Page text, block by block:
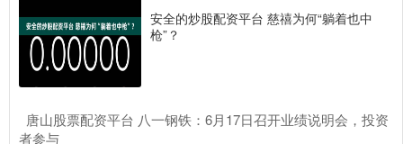
股票配资APP 6月30日晓鸣股份发布公告，股东减持147.86万股
微交易鑫东财股票配资
证券之星消息，6月30日晓鸣股份发布公告《晓鸣股份:关于合计持
配资世界门户 数字工具助旅客畅游香港，香港旅发局发起短视频创
安全的炒股配资平台 慈禧为何“躺着也中
枪”？
​唐山股票配资平台 八一钢铁：6月17日召开业绩说明会，投资
者参与